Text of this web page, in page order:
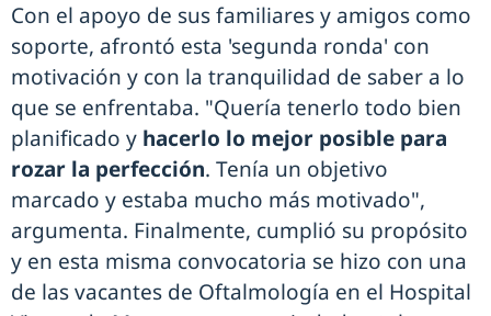
Con el apoyo de sus familiares y amigos como
soporte, afrontó esta 'segunda ronda' con
motivación y con la tranquilidad de saber a lo
que se enfrentaba. "Quería tenerlo todo bien
planificado y hacerlo lo mejor posible para
rozar la perfección. Tenía un objetivo
marcado y estaba mucho más motivado",
argumenta. Finalmente, cumplió su propósito
y en esta misma convocatoria se hizo con una
de las vacantes de Oftalmología en el Hospital